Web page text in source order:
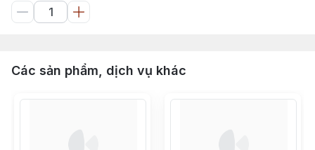
Các sản phẩm, dịch vụ khác